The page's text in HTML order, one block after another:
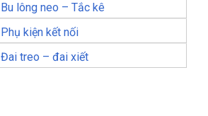
Bu lông neo – Tắc kê
Phụ kiện kết nối
Đai treo – đai xiết